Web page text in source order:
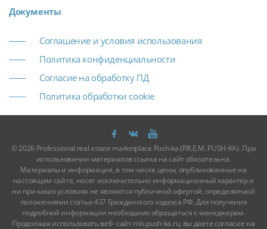
Документы
Соглашение и условия использования
Политика конфиденциальности
Согласие на обработку ПД
Политика обработки cookie
© 2026 Professional real estate marketplace Push-ka (P.R.E.M. PUSH-KA). При
использовании материалов ссылка на сайт обязательна.
Материалы и информация, в том числе цены, опубликованные на
настоящем сайте, носят исключительно информационный характер и
ни при каких условиях не являются публичной офертой, определяемой
положениями статьи 437 Гражданского кодекса РФ. Для получения
подробной информации необходимо обращаться к менеджерам.
Продолжая использовать веб- сайт mls.push-ka.ru, вы даете согласие на